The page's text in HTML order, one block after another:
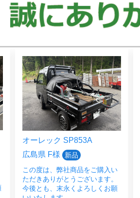
クボタ ER323SPGMW
岡山県 B様 中古
この度は、弊社商品をご購入い
ただきありがとうございまし
た。 中古農機を探していたが